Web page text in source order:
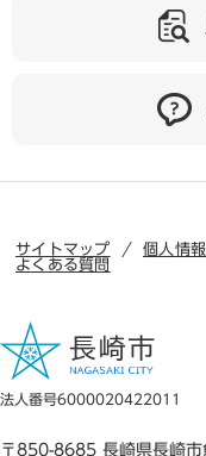
サイトマップ 個人情
よくある質問
法人番号6000020422011
〒850-8685 長崎県長崎市